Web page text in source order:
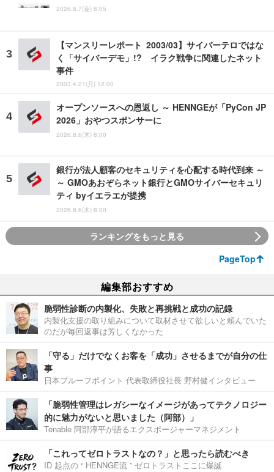
2026.8.7(金) 8:05
【マンスリーレポート 2003/03】サイバーテロではな
く「サイバーデモ」!? イラク戦争に関連したネット
事件
2003.4.21(月) 12:00
オープンソースへの恩返し ～ HENNGEが「PyCon JP
2026」おやつスポンサーに
2026.8.6(木) 8:00
銀行が法人顧客のセキュリティを心配する時代到来 ～
～ GMOあおぞらネット銀行とGMOサイバーセキュリ
ティ byイエラエが提携
2026.8.6(木) 8:00
ランキングをもっと見る
PageTop
編集部おすすめ
脆弱性診断の内製化、失敗と再挑戦と成功の記録
内製化支援の取り組みについて取材させて欲しいと頼んでいた
のだが毎回返事は芳しくなかった
「守る」だけでなくお客を「成功」させるまでが自分の仕
事
日本プルーフポイント 代表取締役社長 野村健インタビュー
「脆弱性管理はレガシーなイメージがあってテクノロジー
的に魅力がないと思いました（阿部）」
Tenable 阿部淳平が語るエクスポージャーマネジメント
「これってゼロトラストなの？」と思ったら読むべき
ID 起点の “ HENNGE流 ” ゼロトラストここに爆誕